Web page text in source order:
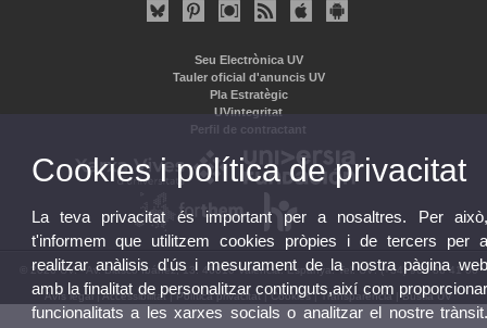
Seu Electrònica UV
Tauler oficial d'anuncis UV
Pla Estratègic
UVintegritat
Perfil de contractant
© 2026 UV. - Av. Blasco Ibáñez, 13. 46010 València. Espanya. Tel. UV: (+34) 963 86 41 00
Avís legal|Accessibilitat|Política privacitat|Cookies|Transparència|Bústia UV
Cookies i política de privacitat
La teva privacitat és important per a nosaltres. Per
t'informem que utilitzem cookies pròpies i de tercers per
realitzar anàlisis d'ús i mesurament de la nostra pàgina
amb la finalitat de personalitzar continguts,així com
funcionalitats a les xarxes socials o analitzar el nostre